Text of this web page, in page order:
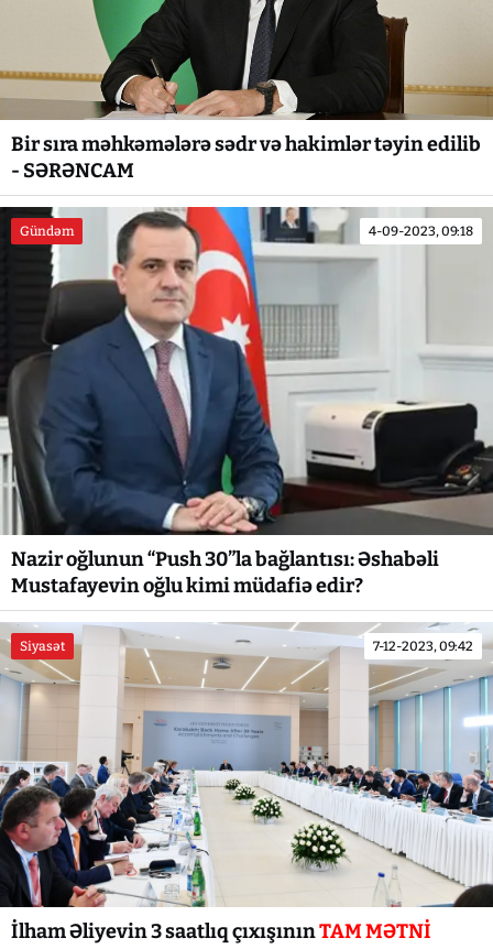
Bir sıra məhkəmələrə sədr və hakimlər təyin edilib
- SƏRƏNCAM
Gündəm 4-09-2023, 09:18
Nazir oğlunun “Push 30”la bağlantısı: Əshabəli
Mustafayevin oğlu kimi müdafiə edir?
Siyasət 7-12-2023, 09:42
İlham Əliyevin 3 saatlıq çıxışınınTAM MƏTNİ